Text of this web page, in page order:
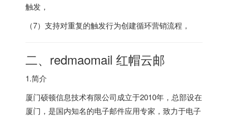
触发，
（7）支持对重复的触发行为创建循环营销流程，
二、redmaomail 红帽云邮
1.简介
厦门硕顿信息技术有限公司成立于2010年，总部设在
厦门，是国内知名的电子邮件应用专家，致力于电子